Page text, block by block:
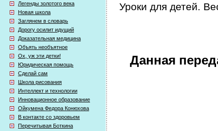
Легенды золотого века
Новая школа
Заглянем в словарь
Дорогу осилит идущий
Доказательная медицина
Объять необъятное
Ох, уж эти детки!
Юридическая помощь
Сделай сам
Школа рисования
Интеллект и технологии
Инновационное образование
Ойкумена Федора Конюхова
В контакте со здоровьем
Перечитывая Боткина
Уроки для детей.
Данная